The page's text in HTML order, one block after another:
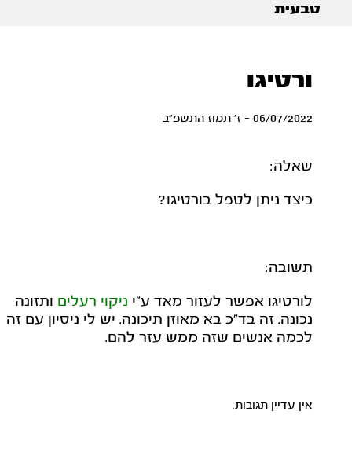
טבעית
ורטיגו
06/07/2022 - ז' תמוז התשפ"ב
שאלה:
כיצד ניתן לטפל בורטיגו?
תשובה:
לורטיגו אפשר לעזור מאד ע"י ניקוי רעליםותזונה
נכונה. זה בד"כ בא מאוזן תיכונה. יש לי ניסיון עם זה
לכמה אנשים שזה ממש עזר להם.
אין עדיין תגובות.